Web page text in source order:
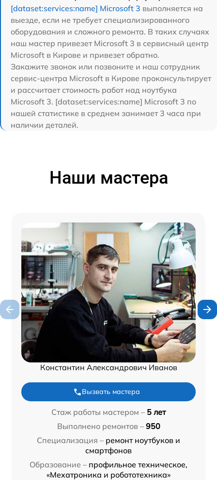
[dataset:services:name] Microsoft 3 выполняется на
выезде, если не требует специализированного
оборудования и сложного ремонта. В таких случаях
наш мастер привезет Microsoft 3 в сервисный центр
Microsoft в Кирове и привезет обратно.
Закажите звонок или позвоните и наш сотрудник
сервис-центра Microsoft в Кирове проконсультирует
и рассчитает стоимость работ над ноутбука
Microsoft 3. [dataset:services:name] Microsoft 3 по
нашей статистике в среднем занимает 3 часа при
наличии деталей.
Наши мастера
Константин Александрович Иванов
Вызвать мастера
Стаж работы мастером – 5 лет
Выполнено ремонтов – 950
Специализация – ремонт ноутбуков и
смартфонов
Образование – профильное техническое,
«Мехатроника и робототехника»